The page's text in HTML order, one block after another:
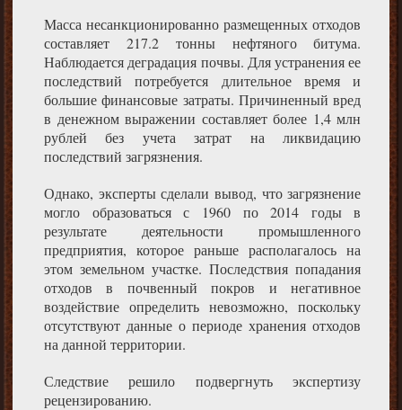
Масса несанкционированно размещенных отходов
составляет 217.2 тонны нефтяного битума.
Наблюдается деградация почвы. Для устранения ее
последствий потребуется длительное время и
большие финансовые затраты. Причиненный вред
в денежном выражении составляет более 1,4 млн
рублей без учета затрат на ликвидацию
последствий загрязнения.
Однако, эксперты сделали вывод, что загрязнение
могло образоваться с 1960 по 2014 годы в
результате деятельности промышленного
предприятия, которое раньше располагалось на
этом земельном участке. Последствия попадания
отходов в почвенный покров и негативное
воздействие определить невозможно, поскольку
отсутствуют данные о периоде хранения отходов
на данной территории.
Следствие решило подвергнуть экспертизу
рецензированию.